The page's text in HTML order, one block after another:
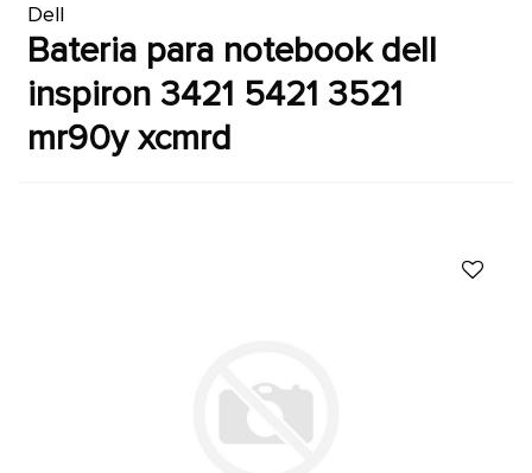
Dell
bateria para notebook dell
inspiron 3421 5421 3521
mr90y xcmrd